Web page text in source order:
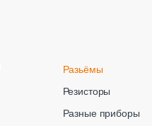
Разьёмы
Резисторы
Разные приборы